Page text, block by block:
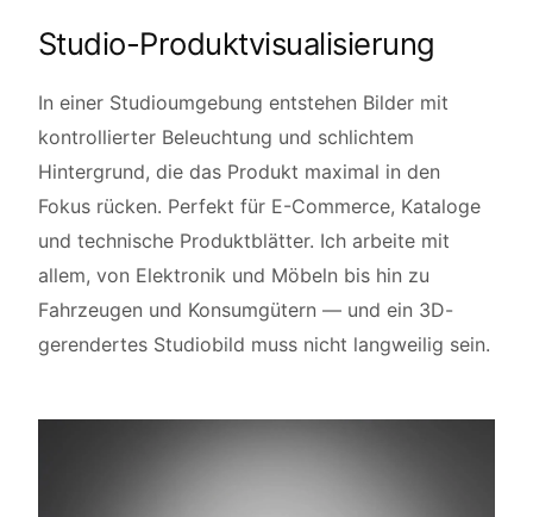
Studio-Produktvisualisierung
In einer Studioumgebung entstehen Bilder mit
kontrollierter Beleuchtung und schlichtem
Hintergrund, die das Produkt maximal in den
Fokus rücken. Perfekt für E-Commerce, Kataloge
und technische Produktblätter. Ich arbeite mit
allem, von Elektronik und Möbeln bis hin zu
Fahrzeugen und Konsumgütern — und ein 3D-
gerendertes Studiobild muss nicht langweilig sein.